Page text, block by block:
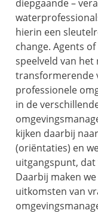
diepgaande–
hierin een
change. Agents of
speelveld van
transformerende
professionele
in de
kijken daarbij
(oriëntaties) en
uitgangspunt,
Daarbij maken
uitkomsten van